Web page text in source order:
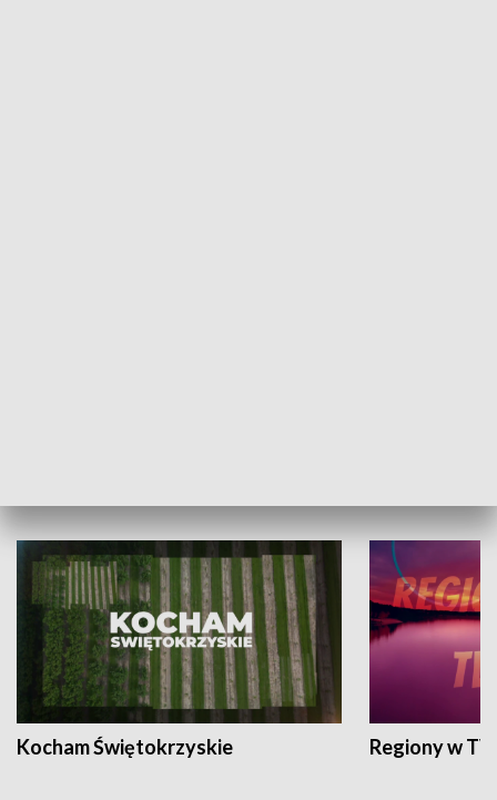
Kocham Świętokrzyskie Regiony w